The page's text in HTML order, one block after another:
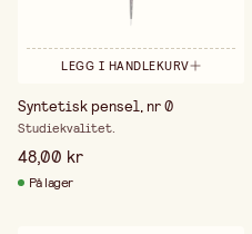
LEGG I HANDLEKURV
Syntetisk pensel, nr 0
Studiekvalitet.
48,00 kr
På lager